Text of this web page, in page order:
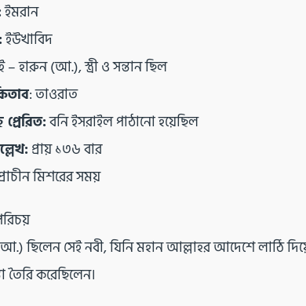
ইমরান
ইউখাবিদ
– হারুন (আ.), স্ত্রী ও সন্তান ছিল
: তাওরাত
বনি ইসরাইল পাঠানো হয়েছিল
প্রায় ১৩৬ বার
মিশরের সময়
ছিলেন সেই নবী, যিনি মহান আল্লাহর আদেশে লাঠি
তৈরি করেছিলেন।